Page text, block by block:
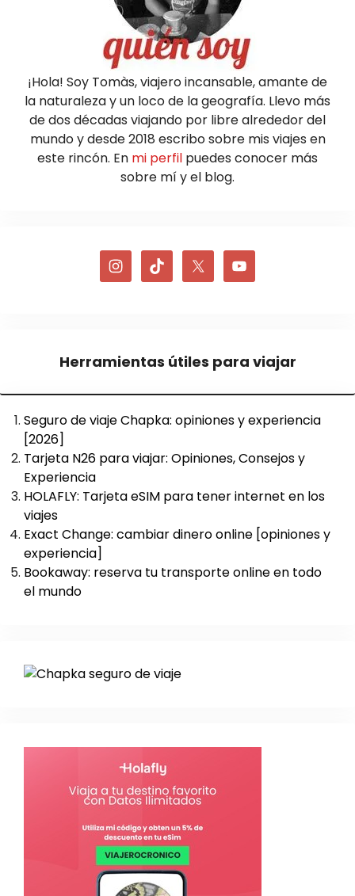
¡Hola! Soy Tomàs, viajero incansable, amante de
la naturaleza y un loco de la geografía. Llevo más
de dos décadas viajando por libre alrededor del
mundo y desde 2018 escribo sobre mis viajes en
este rincón. En mi perfil puedes conocer más
sobre mí y el blog.
Herramientas útiles para viajar
Seguro de viaje Chapka: opiniones y experiencia
[2026]
Tarjeta N26 para viajar: Opiniones, Consejos y
Experiencia
HOLAFLY: Tarjeta eSIM para tener internet en los
viajes
Exact Change: cambiar dinero online [opiniones y
experiencia]
Bookaway: reserva tu transporte online en todo
el mundo